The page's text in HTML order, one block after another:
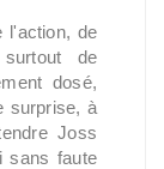
l'action, de
de
dosé,
surprise, à
Joss
sans faute